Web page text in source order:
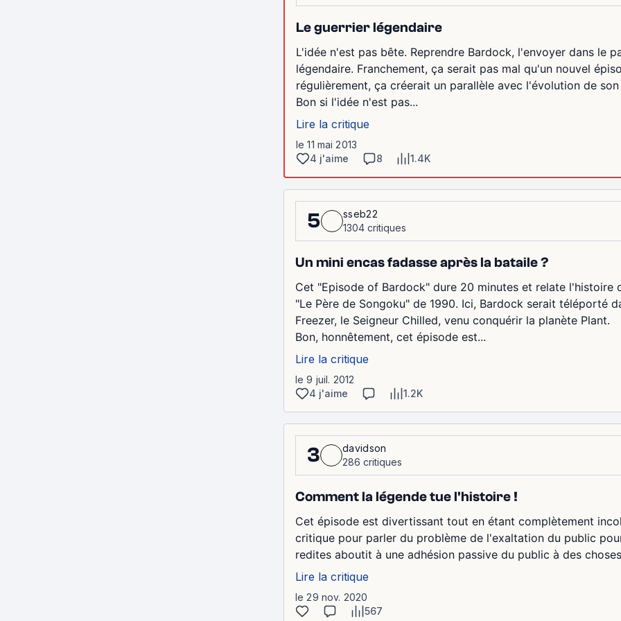
Le guerrier légendaire
L'idée n'est pas bête. Reprendre Bardock, l'envoyer dans le
légendaire. Franchement, ça serait pas mal qu'un nouvel
régulièrement, ça créerait un parallèle avec l'évolution de
Bon si l'idée n'est pas...
Lire la critique
le 11 mai 2013
4 j'aime
8 1.4K
5
sseb22
1304 critiques
Un mini encas fadasse après la bataile ?
Cet "Episode of Bardock" dure 20 minutes et relate l'histoire
"Le Père de Songoku" de 1990. Ici, Bardock serait téléporté
Freezer, le Seigneur Chilled, venu conquérir la planète Plant.
Bon, honnêtement, cet épisode est...
Lire la critique
le 9 juil. 2012
4 j'aime
1.2K
3
davidson
286 critiques
Comment la légende tue l'histoire !
Cet épisode est divertissant tout en étant complètement
critique pour parler du problème de l'exaltation du public
redites aboutit à une adhésion passive du public à des
Lire la critique
le 29 nov. 2020
567